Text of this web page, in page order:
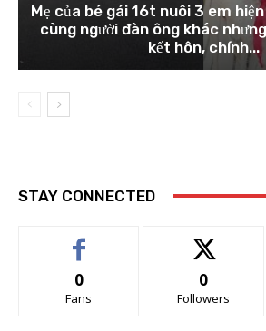
Mẹ của bé gái 16t nuôi 3 em
cùng người đàn ông khác
kết hôn, chính...
STAY CONNECTED
0
Fans
0
Followers